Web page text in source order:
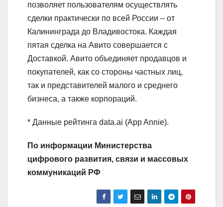
позволяет пользователям осуществлять
сделки практически по всей России – от
Калининграда до Владивостока. Каждая
пятая сделка на Авито совершается с
Доставкой. Авито объединяет продавцов и
покупателей, как со стороны частных лиц,
так и представителей малого и среднего
бизнеса, а также корпораций.
* Данные рейтинга data.ai (App Annie).
По информации Министерства
цифрового развития, связи и массовых
коммуникаций РФ